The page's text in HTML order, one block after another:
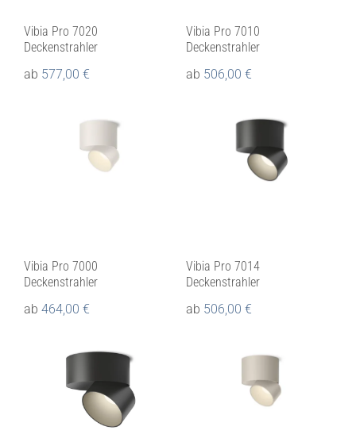
Vibia Pro 7020
Deckenstrahler
ab 577,00 €
Vibia Pro 7010
Deckenstrahler
ab 506,00 €
Vibia Pro 7000
Deckenstrahler
ab 464,00 €
Vibia Pro 7014
Deckenstrahler
ab 506,00 €